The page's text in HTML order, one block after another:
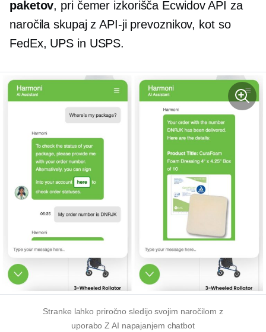
paketov, pri čemer izkorišča Ecwidov API za
naročila skupaj z API-ji prevoznikov, kot so
FedEx, UPS in USPS.
Stranke lahko priročno sledijo svojim naročilom z
uporaboZ AI napajanjem chatbot